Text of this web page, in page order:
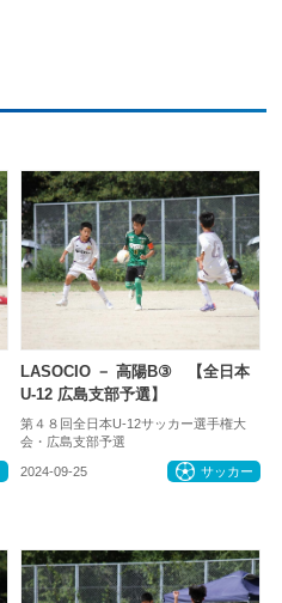
LASOCIO － 高陽B③ 【全日本
U-12 広島支部予選】
第４８回全日本U-12サッカー選手権大
会・広島支部予選
2024-09-25 サッカー